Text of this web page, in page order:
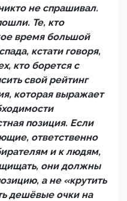
не спрашивал.
Те, кто
время большой
кстати говоря,
кто борется с
свой рейтинг
которая выражает
позиция. Если
ответственно
и к людям,
они должны
а не «крутить
дешёвые очки на